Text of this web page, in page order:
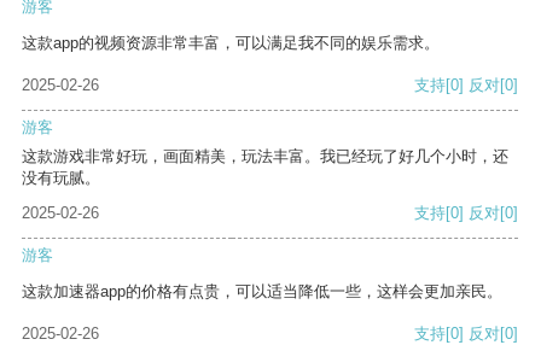
游客
这款app的视频资源非常丰富，可以满足我不同的娱乐需求。
2025-02-26 支持[0] 反对[0]
游客
这款游戏非常好玩，画面精美，玩法丰富。我已经玩了好几个小时，还
没有玩腻。
2025-02-26
支持[0] 反对[0]
游客
这款加速器app的价格有点贵，可以适当降低一些，这样会更加亲民。
2025-02-26 支持[0] 反对[0]